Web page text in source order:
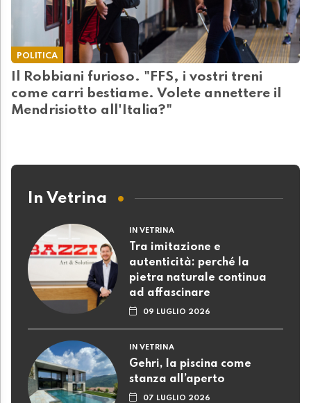
POLITICA
Il Robbiani furioso. "FFS, i vostri treni
come carri bestiame. Volete annettere il
Mendrisiotto all'Italia?"
In Vetrina
IN VETRINA
Tra imitazione e
autenticità: perché la
pietra naturale continua
ad affascinare
09 LUGLIO 2026
IN VETRINA
Gehri, la piscina come
stanza all’aperto
07 LUGLIO 2026